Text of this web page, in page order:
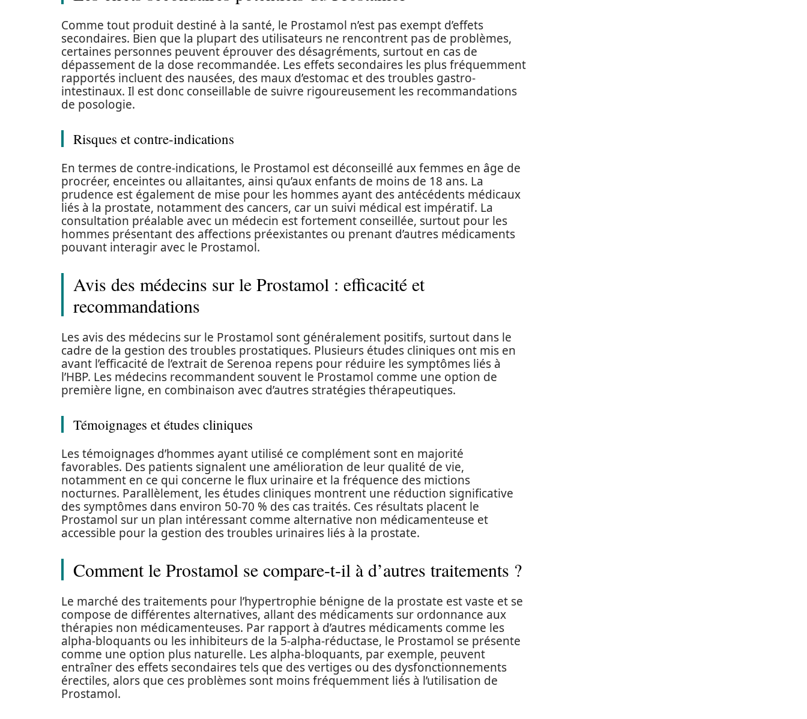
Comme tout produit destiné à la santé, le Prostamol n’est pas exempt d’effets
secondaires. Bien que la plupart des utilisateurs ne rencontrent pas de problèmes,
certaines personnes peuvent éprouver des désagréments, surtout en cas de
dépassement de la dose recommandée. Les effets secondaires les plus fréquemment
rapportés incluent des nausées, des maux d’estomac et des troubles gastro-
intestinaux. Il est donc conseillable de suivre rigoureusement les recommandations
de posologie.
Risques et contre-indications
En termes de contre-indications, le Prostamol est déconseillé aux femmes en âge de
procréer, enceintes ou allaitantes, ainsi qu’aux enfants de moins de 18 ans. La
prudence est également de mise pour les hommes ayant des antécédents médicaux
liés à la prostate, notamment des cancers, car un suivi médical est impératif. La
consultation préalable avec un médecin est fortement conseillée, surtout pour les
hommes présentant des affections préexistantes ou prenant d’autres médicaments
pouvant interagir avec le Prostamol.
Avis des médecins sur le Prostamol : efficacité et
recommandations
Les avis des médecins sur le Prostamol sont généralement positifs, surtout dans le
cadre de la gestion des troubles prostatiques. Plusieurs études cliniques ont mis en
avant l’efficacité de l’extrait de Serenoa repens pour réduire les symptômes liés à
l’HBP. Les médecins recommandent souvent le Prostamol comme une option de
première ligne, en combinaison avec d’autres stratégies thérapeutiques.
Témoignages et études cliniques
Les témoignages d’hommes ayant utilisé ce complément sont en majorité
favorables. Des patients signalent une amélioration de leur qualité de vie,
notamment en ce qui concerne le flux urinaire et la fréquence des mictions
nocturnes. Parallèlement, les études cliniques montrent une réduction significative
des symptômes dans environ 50-70 % des cas traités. Ces résultats placent le
Prostamol sur un plan intéressant comme alternative non médicamenteuse et
accessible pour la gestion des troubles urinaires liés à la prostate.
Comment le Prostamol se compare-t-il à d’autres traitements ?
Le marché des traitements pour l’hypertrophie bénigne de la prostate est vaste et se
compose de différentes alternatives, allant des médicaments sur ordonnance aux
thérapies non médicamenteuses. Par rapport à d’autres médicaments comme les
alpha-bloquants ou les inhibiteurs de la 5-alpha-réductase, le Prostamol se présente
comme une option plus naturelle. Les alpha-bloquants, par exemple, peuvent
entraîner des effets secondaires tels que des vertiges ou des dysfonctionnements
érectiles, alors que ces problèmes sont moins fréquemment liés à l’utilisation de
Prostamol.